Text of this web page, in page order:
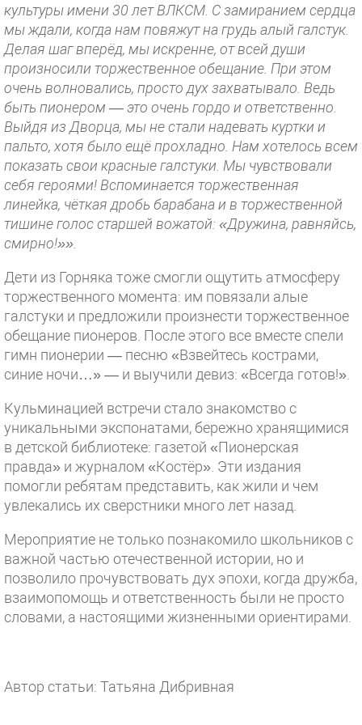
культуры имени 30 лет ВЛКСМ. С замиранием сердца
мы ждали, когда нам повяжут на грудь алый галстук.
Делая шаг вперёд, мы искренне, от всей души
произносили торжественное обещание. При этом
очень волновались, просто дух захватывало. Ведь
быть пионером — это очень гордо и ответственно.
Выйдя из Дворца, мы не стали надевать куртки и
пальто, хотя было ещё прохладно. Нам хотелось всем
показать свои красные галстуки. Мы чувствовали
себя героями! Вспоминается торжественная
линейка, чёткая дробь барабана и в торжественной
тишине голос старшей вожатой: «Дружина, равняйсь,
смирно!»».
Дети из Горняка тоже смогли ощутить атмосферу
торжественного момента: им повязали алые
галстуки и предложили произнести торжественное
обещание пионеров. После этого все вместе спели
гимн пионерии — песню «Взвейтесь кострами,
синие ночи…» — и выучили девиз: «Всегда готов!».
Кульминацией встречи стало знакомство с
уникальными экспонатами, бережно хранящимися
в детской библиотеке: газетой «Пионерская
правда» и журналом «Костёр». Эти издания
помогли ребятам представить, как жили и чем
увлекались их сверстники много лет назад.
Мероприятие не только познакомило школьников с
важной частью отечественной истории, но и
позволило прочувствовать дух эпохи, когда дружба,
взаимопомощь и ответственность были не просто
словами, а настоящими жизненными ориентирами.
Автор статьи: Татьяна Дибривная